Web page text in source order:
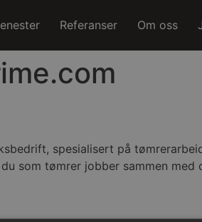
Referanser Om oss
spesialisert på
som tømrer jobber sammen med